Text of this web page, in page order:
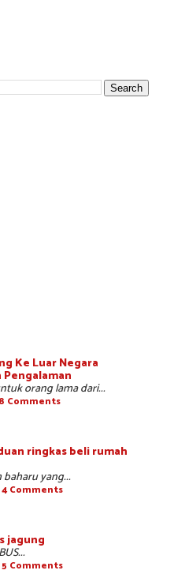
Ke Luar Negara
orang lama dari...
8 Comments
ringkas beli rumah
baharu yang...
4 Comments
jagung
5 Comments